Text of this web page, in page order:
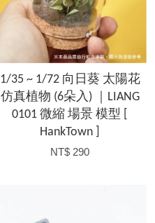
1/35 ~ 1/72 向日葵 太陽花
仿真植物 (6朵入) ｜LIANG
0101 微縮 場景 模型 [
HankTown ]
NT$ 290